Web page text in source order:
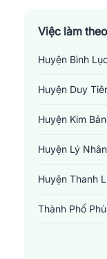
cũng như kỹ năng
Việc làm
Huyện Bình Lục
Huyện Duy
Huyện Kim
Huyện Lý Nhân
Huyện Thanh
Thành Phố